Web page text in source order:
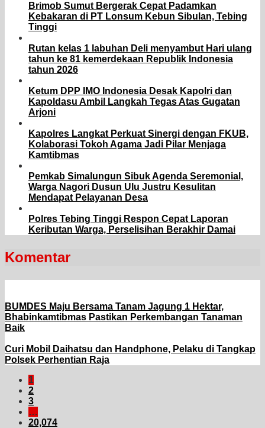
Brimob Sumut Bergerak Cepat Padamkan
Kebakaran di PT Lonsum Kebun Sibulan, Tebing
Tinggi
Rutan kelas 1 labuhan Deli menyambut Hari ulang
tahun ke 81 kemerdekaan Republik Indonesia
tahun 2026
Ketum DPP IMO Indonesia Desak Kapolri dan
Kapoldasu Ambil Langkah Tegas Atas Gugatan
Arjoni
Kapolres Langkat Perkuat Sinergi dengan FKUB,
Kolaborasi Tokoh Agama Jadi Pilar Menjaga
Kamtibmas
Pemkab Simalungun Sibuk Agenda Seremonial,
Warga Nagori Dusun Ulu Justru Kesulitan
Mendapat Pelayanan Desa
Polres Tebing Tinggi Respon Cepat Laporan
Keributan Warga, Perselisihan Berakhir Damai
Komentar
BUMDES Maju Bersama Tanam Jagung 1 Hektar,
Bhabinkamtibmas Pastikan Perkembangan Tanaman
Baik
Curi Mobil Daihatsu dan Handphone, Pelaku di Tangkap
Polsek Perhentian Raja
1
2
3
…
20,074